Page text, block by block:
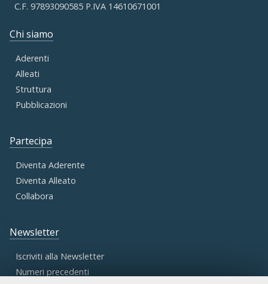
C.F. 97893090585 P.IVA 14610671001
Chi siamo
Aderenti
Alleati
Struttura
Pubblicazioni
Partecipa
Diventa Aderente
Diventa Alleato
Collabora
Newsletter
Iscriviti alla Newsletter
Numeri precedenti